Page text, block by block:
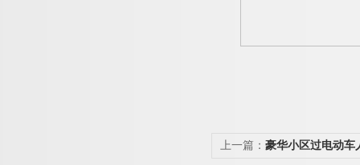
上一篇： 豪华小区过电动车